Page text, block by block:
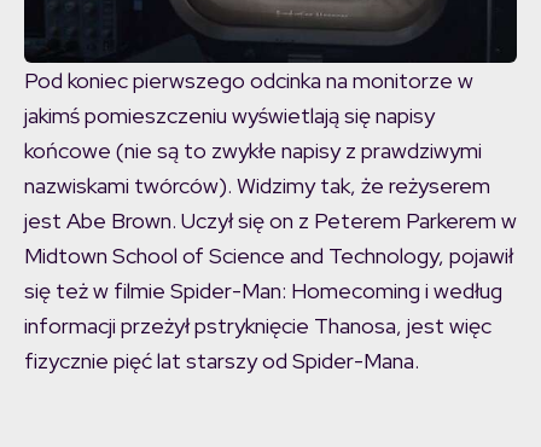
Pod koniec pierwszego odcinka na monitorze w
jakimś pomieszczeniu wyświetlają się napisy
końcowe (nie są to zwykłe napisy z prawdziwymi
nazwiskami twórców). Widzimy tak, że reżyserem
jest Abe Brown. Uczył się on z Peterem Parkerem w
Midtown School of Science and Technology, pojawił
się też w filmie Spider-Man: Homecoming i według
informacji przeżył pstryknięcie Thanosa, jest więc
fizycznie pięć lat starszy od Spider-Mana.